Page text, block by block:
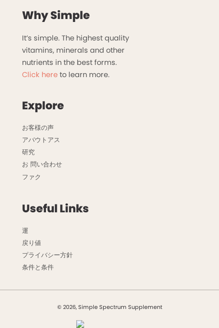
Why Simple
It’s simple. The highest quality
vitamins, minerals and other
nutrients in the best forms.
Click hereto learn more.
Explore
お客様の声
アバウトアス
研究
お 問い合わせ
ファク
Useful Links
運
戻り値
プライバシー方針
条件と条件
© 2026, Simple Spectrum Supplement